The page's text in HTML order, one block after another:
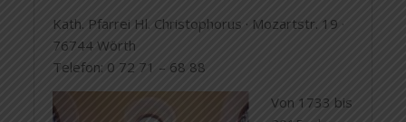
Kath. Pfarrei Hl. Christophorus · Mozartstr. 19 ·
76744 Wörth
Telefon: 0 72 71 – 68 88
Von 1733 bis